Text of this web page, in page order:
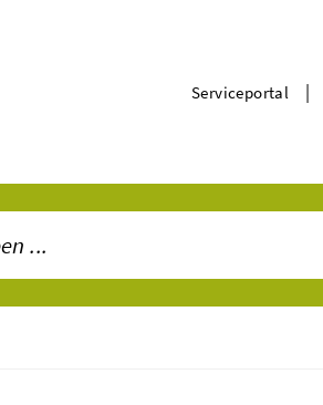
Serviceportal |